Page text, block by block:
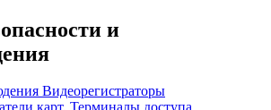
и
Видеорегистраторы